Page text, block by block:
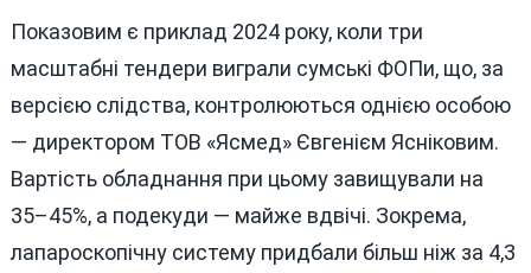
Показовим є приклад 2024 року, коли три
масштабні тендери виграли сумські ФОПи, що, за
версією слідства, контролюються однією особою
— директором ТОВ «Ясмед» Євгенієм Ясніковим.
Вартість обладнання при цьому завищували на
35–45%, а подекуди — майже вдвічі. Зокрема,
лапароскопічну систему придбали більш ніж за 4,3